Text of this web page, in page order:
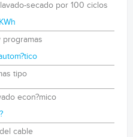
secado por 100 ciclos
programas
tipo
econ?mico
cable